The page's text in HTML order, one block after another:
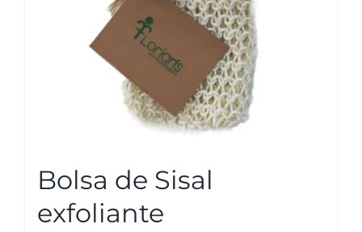
Bolsa de Sisal
exfoliante